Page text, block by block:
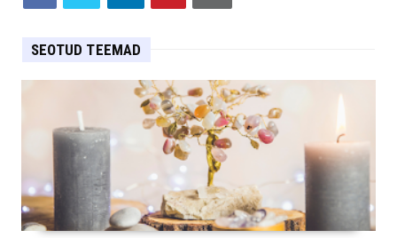
SEOTUD TEEMAD